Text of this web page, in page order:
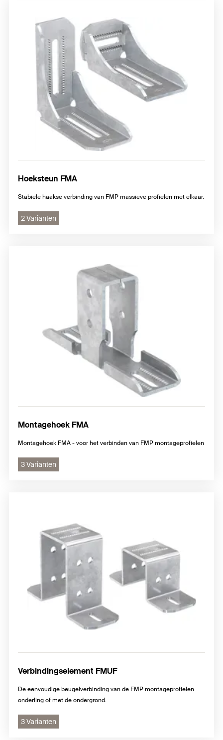
Hoeksteun FMA
Stabiele haakse verbinding van FMP massieve profielen met elkaar.
2 Varianten
Montagehoek FMA
Montagehoek FMA - voor het verbinden van FMP montageprofielen
3 Varianten
Verbindingselement FMUF
De eenvoudige beugelverbinding van de FMP montageprofielen
onderling of met de ondergrond.
3 Varianten